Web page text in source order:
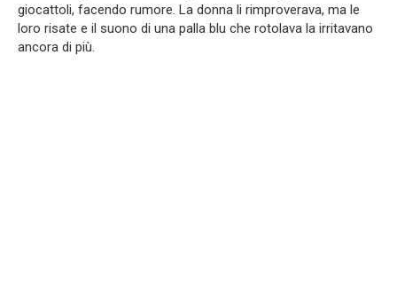
giocattoli, facendo rumore. La donna li rimproverava, ma le
loro risate e il suono di una palla blu che rotolava la irritavano
ancora di più.